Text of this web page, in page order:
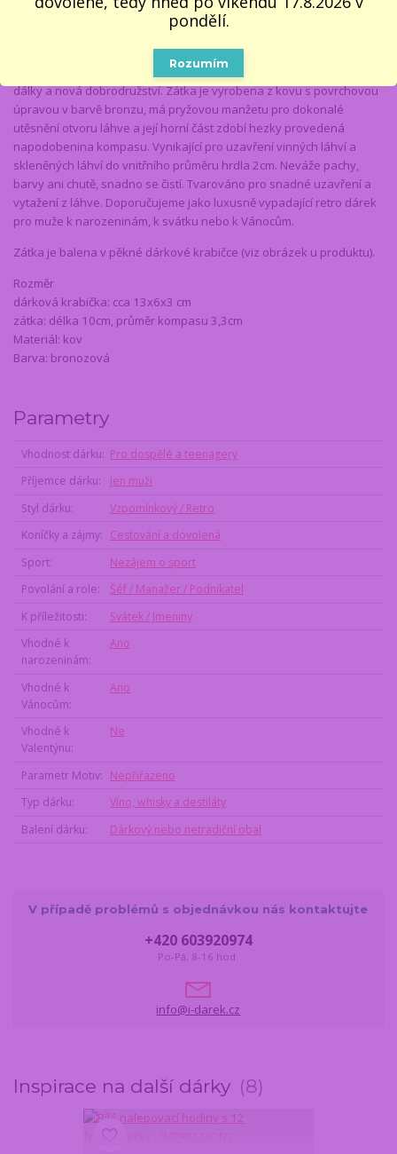
Retro zátka na láhev - KOMPAS
muže, milovníky vína, retra a luxusu. Také osloví díky svému
provedení s kompasem všechny cestovatele a muže, kteří milují
dálky a nová dobrodružství. Zátka je vyrobena z kovu s povrchovou
úpravou v barvě bronzu, má pryžovou manžetu pro dokonalé
utěsnění otvoru láhve a její horní část zdobí hezky provedená
napodobenina kompasu. Vynikající pro uzavření vinných láhví a
skleněných láhví do vnitřního průměru hrdla 2cm. Neváže pachy,
barvy ani chutě, snadno se čistí. Tvarováno pro snadné uzavření a
vytažení z láhve. Doporučujeme jako luxusně vypadající retro dárek
pro muže k narozeninám, k svátku nebo k Vánocům.
Zátka je balena v pěkné dárkové krabičce (viz obrázek u produktu).
Rozměr
dárková krabička: cca 13x6x3 cm
zátka: délka 10cm, průměr kompasu 3,3cm
Materiál: kov
Barva: bronozová
Parametry
Vhodnost dárku
Pro dospělé a teenagery
Příjemce dárku
Jen muži
Styl dárku
Vzpomínkový / Retro
Koníčky a zájmy
Cestování a dovolená
Sport
Nezájem o sport
Povolání a role
Šéf / Manažer / Podnikatel
K příležitosti
Svátek / Jmeniny
Vhodné k
narozeninám
Ano
Vhodné k
Vánocům
Ano
Vhodné k
Valentýnu
Ne
Parametr Motiv
Nepřiřazeno
Typ dárku
Víno, whisky a destiláty
Balení dárku
Dárkový nebo netradiční obal
V případě problémů s objednávkou nás kontaktujte
+420 603920974
Po-Pá, 8-16 hod.
info@i-darek.cz
Inspirace na další dárky 8
pondělí.
Rozumím